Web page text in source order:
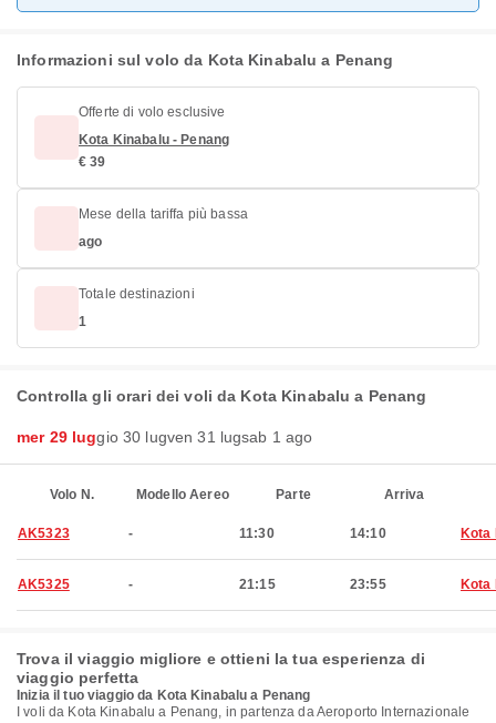
Informazioni sul volo da Kota Kinabalu a Penang
Offerte di volo esclusive
Kota Kinabalu - Penang
€ 39
Mese della tariffa più bassa
ago
Totale destinazioni
1
Controlla gli orari dei voli da Kota Kinabalu a Penang
mer 29 luggio 30 lugven 31 lugsab 1 ago
Volo N. Modello Aereo Parte Arriva
AK5323 - 11:30 14:10 Kota
AK5325 - 21:15 23:55 Kota
Trova il viaggio migliore e ottieni la tua esperienza di
viaggio perfetta
Inizia il tuo viaggio da Kota Kinabalu a Penang
I voli da Kota Kinabalu a Penang, in partenza da Aeroporto Internazionale